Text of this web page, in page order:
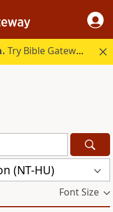
Try Bible Gateway Plus.
(NT-HU)
Font Size